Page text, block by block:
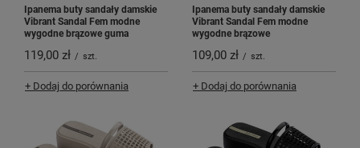
Ipanema buty sandały damskie
Vibrant Sandal Fem modne
wygodne brązowe guma
119,00 zł / szt.
+ Dodaj do porównania
Ipanema buty sandały damskie
Vibrant Sandal Fem modne
wygodne brązowe
109,00 zł / szt.
+ Dodaj do porównania